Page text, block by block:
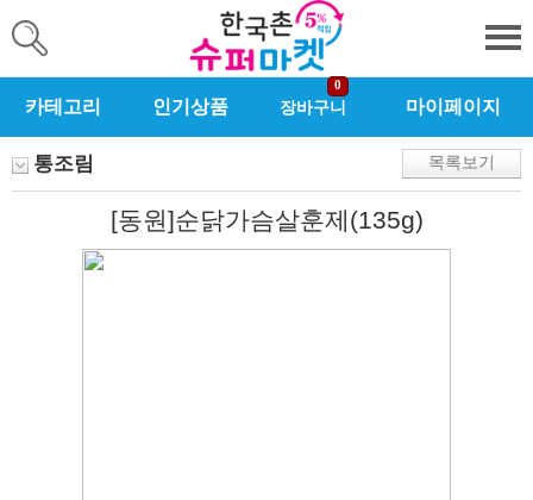
카테고리 인기상품 장바구니
0
마이페이지
통조림 목록보기
[동원]순닭가슴살훈제(135g)